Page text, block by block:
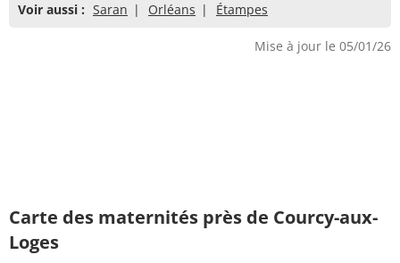
Voir aussi : Saran Orléans Étampes
Mise à jour le 05/01/26
Carte des maternités près de Courcy-aux-
Loges